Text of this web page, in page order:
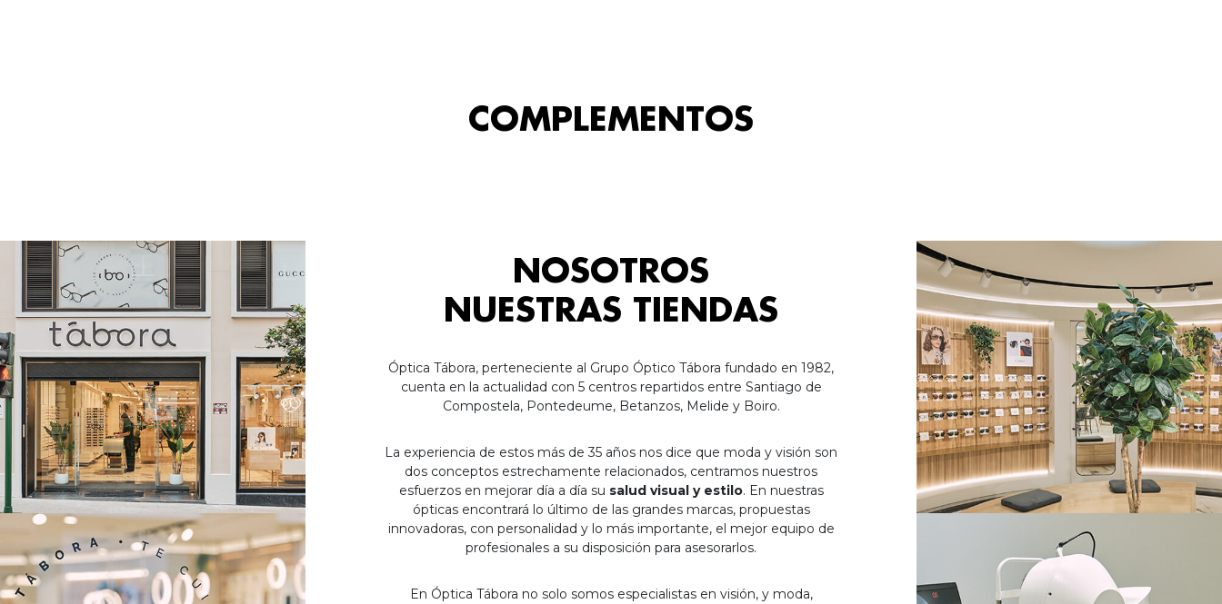
COMPLEMENTOS
NOSOTROS
NUESTRAS TIENDAS
Óptica Tábora, perteneciente al Grupo Óptico Tábora fundado en 1982,
cuenta en la actualidad con 5 centros repartidos entre Santiago de
Compostela, Pontedeume, Betanzos, Melide y Boiro.
La experiencia de estos más de 35 años nos dice que moda y visión son
dos conceptos estrechamente relacionados, centramos nuestros
esfuerzos en mejorar día a día su salud visual y estilo. En nuestras
ópticas encontrará lo último de las grandes marcas, propuestas
innovadoras, con personalidad y lo más importante, el mejor equipo de
profesionales a su disposición para asesorarlos.
En Óptica Tábora no solo somos especialistas en visión, y moda,